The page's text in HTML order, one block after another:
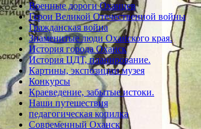
Военные дороги Оханцев
Герои Великой Отечественной войны
Гражданская война
Знаменитые люди Оханского края.
История города Оханск
История ЦДТ, планирование.
Картины, экспозиции музея
Конкурсы
Краеведение, забытые истоки.
Наши путешествия
педагогическая копилка
Современный Оханск